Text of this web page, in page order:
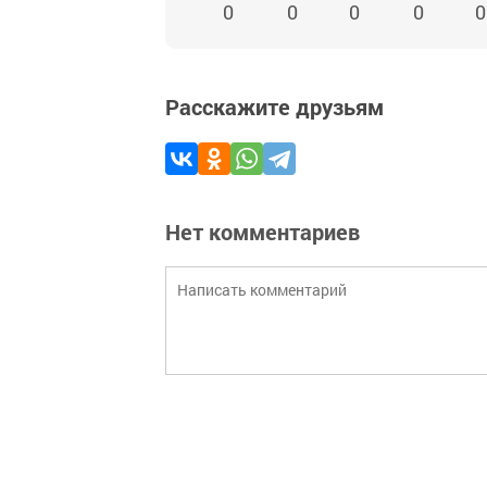
0 0 0 0 0
Расскажите друзьям
Нет комментариев